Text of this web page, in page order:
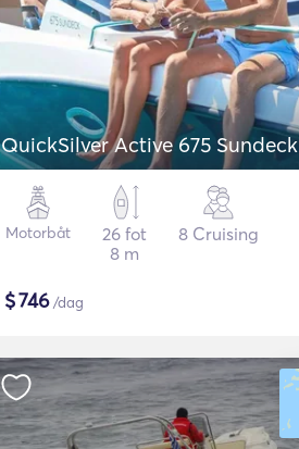
QuickSilver Active 675 Sundeck
Motorbåt
26 fot
8 m
8 Cruising
$746/dag